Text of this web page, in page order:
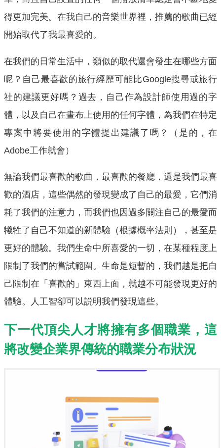
得更加完美。在我自己的音樂世界裡，推薦的歌曲已經
開始取代了我最喜愛的。
在我們的日常生活中，類似的取代還會發生在哪些方面
呢？自己最喜歡的旅行經歷可能比Google搜尋或旅行
社的建議更好嗎？過去，自己作為設計師使用過的字
體，以及自己在畫布上使用的任何字體，為我們在特定
專案中將要使用的字體提出建議了嗎？（是的，在
Adobe工作就會）
無論我們最喜歡的歌曲，最喜歡的餐廳，還是我們最喜
歡的酒店，這些偶然的發現變成了自己的最愛，它們消
耗了我們的注意力，而我們也因過多關注自己的最愛而
犧牲了自己不知道的新體驗（根據概率法則），甚至是
更好的體驗。我們生命中所喜愛的一切，在某種程度上
限制了我們的嘗試範圍。生命是短暫的，我們越是把自
己限制在「喜歡的」東西上面，就越不可能發現更好的
體驗。人工智卻可以説明我們發現這些。
下一代頂尖人才將擁有多個職業，這
將改變企業界傳統的職業分布狀況